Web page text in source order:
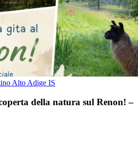
Alto Adige IS
della natura sul Renon! –